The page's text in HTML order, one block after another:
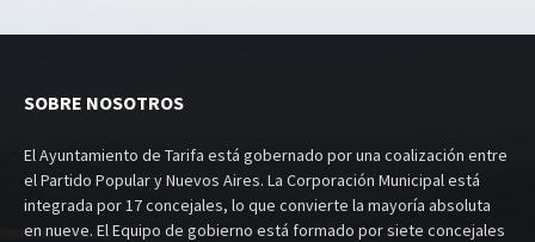
SOBRE NOSOTROS
El Ayuntamiento de Tarifa está gobernado por una coalización entre
el Partido Popular y Nuevos Aires. La Corporación Municipal está
integrada por 17 concejales, lo que convierte la mayoría absoluta
en nueve. El Equipo de gobierno está formado por siete concejales